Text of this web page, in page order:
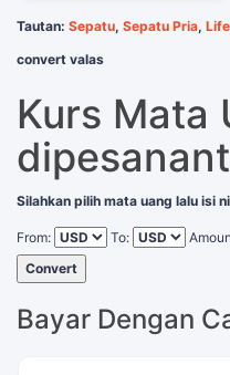
Tautan: Sepatu, Sepatu Pria,
convert valas
Kurs Mata
Silahkan pilih mata uang lalu isi
From: To:
Convert
Bayar Dengan